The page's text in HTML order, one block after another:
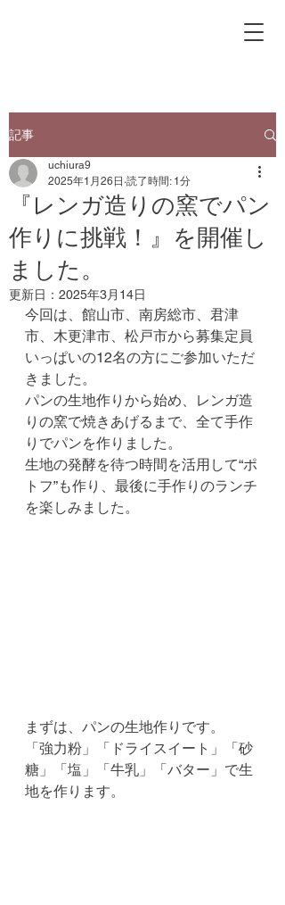
記事
『レンガ造りの窯でパン
作りに挑戦！』を開催し
ました。
uchiura9
2025年1月26日 読了時間: 1分
更新日： 2025年3月14日
今回は、館山市、南房総市、君津
市、木更津市、松戸市から募集定員
いっぱいの12名の方にご参加いただ
きました。
パンの生地作りから始め、レンガ造
りの窯で焼きあげるまで、全て手作
りでパンを作りました。
生地の発酵を待つ時間を活用して“ポ
トフ”も作り、最後に手作りのランチ
を楽しみました。
まずは、パンの生地作りです。
「強力粉」「ドライスイート」「砂
糖」「塩」「牛乳」「バター」で生
地を作ります。